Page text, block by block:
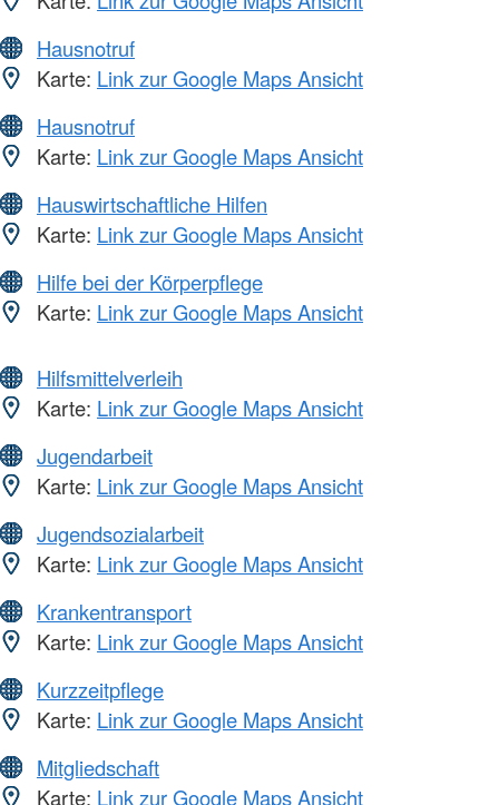
Hausnotruf
Karte: Link zur Google Maps Ansicht
Hausnotruf
Karte: Link zur Google Maps Ansicht
Hauswirtschaftliche Hilfen
Karte: Link zur Google Maps Ansicht
Hilfe bei der Körperpflege
Karte: Link zur Google Maps Ansicht
Hilfsmittelverleih
Karte: Link zur Google Maps Ansicht
Jugendarbeit
Karte: Link zur Google Maps Ansicht
Jugendsozialarbeit
Karte: Link zur Google Maps Ansicht
Krankentransport
Karte: Link zur Google Maps Ansicht
Kurzzeitpflege
Karte: Link zur Google Maps Ansicht
Mitgliedschaft
Karte: Link zur Google Maps Ansicht